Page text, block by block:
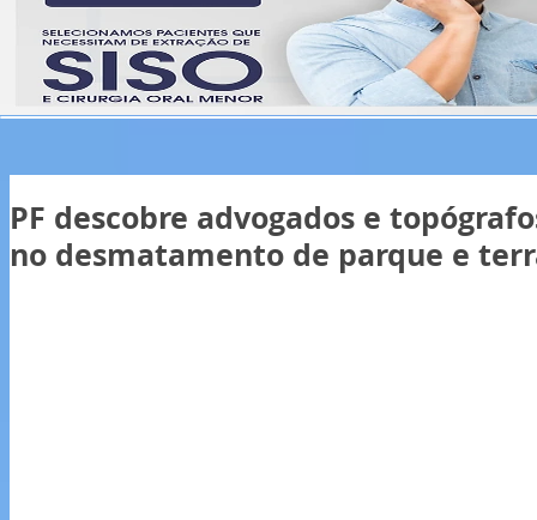
PF descobre advogados e
no desmatamento de parque e